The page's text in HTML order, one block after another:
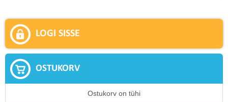
LOGI SISSE
OSTUKORV
Ostukorv on tühi